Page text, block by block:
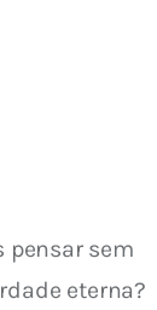
pensar sem
eterna?